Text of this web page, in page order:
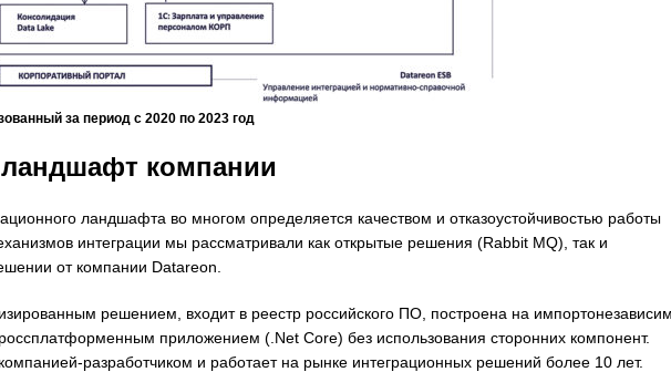
за период с 2020 по 2023 год
компании
ландшафта во многом определяется качеством и отказоустойчивостью работы
интеграции мы рассматривали как открытые решения (Rabbit MQ), так и
от компании Datareon.
решением, входит в реестр российского ПО, построена на
приложением (.Net Сore) без использования сторонних компонент.
разработчиком и работает на рынке интеграционных решений более 10 лет.